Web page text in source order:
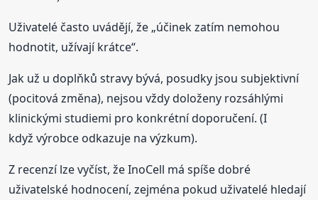
Uživatelé často uvádějí, že „účinek zatím nemohou
hodnotit, užívají krátce“.
Jak už u doplňků stravy bývá, posudky jsou subjektivní
(pocitová změna), nejsou vždy doloženy rozsáhlými
klinickými studiemi pro konkrétní doporučení. (I
když výrobce odkazuje na výzkum).
Z recenzí lze vyčíst, že InoCell má spíše dobré
uživatelské hodnocení, zejména pokud uživatelé hledají